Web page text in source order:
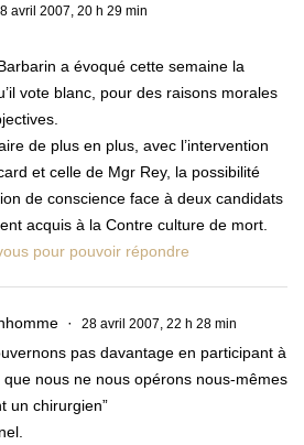
avril 2007, 20 h 29 min
a évoqué cette semaine la
vote blanc, pour des raisons morales
de plus en plus, avec l’intervention
et celle de Mgr Rey, la possibilité
de conscience face à deux candidats
acquis à la Contre culture de mort.
pour pouvoir répondre
28 avril 2007, 22 h 28 min
pas davantage en participant à
que nous ne nous opérons nous-mêmes
un chirurgien”